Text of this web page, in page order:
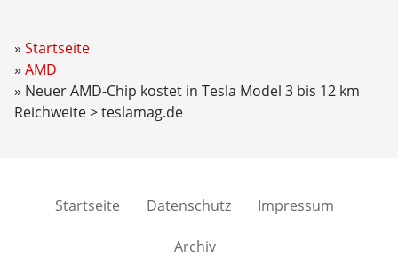
Startseite
AMD
Neuer AMD-Chip kostet in Tesla Model 3 bis 12 km
Reichweite > teslamag.de
Startseite Datenschutz Impressum
Archiv